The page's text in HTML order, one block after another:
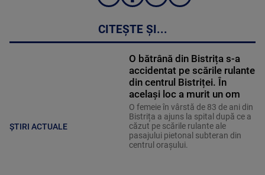
CITEȘTE ȘI...
ȘTIRI ACTUALE
O bătrână din Bistrița s-a
accidentat pe scările rulante
din centrul Bistriței. În
același loc a murit un om
O femeie în vârstă de 83 de ani din
Bistrița a ajuns la spital după ce a
căzut pe scările rulante ale
pasajului pietonal subteran din
centrul orașului.